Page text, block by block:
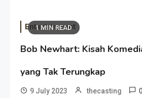
1 MIN READ
Entertainment
Bob Newhart: Kisah
yang Tak Terungkap
9 July 2023 thecasting 0